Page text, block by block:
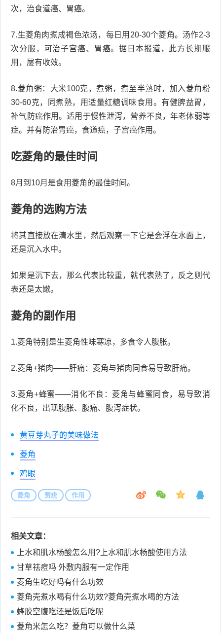
次，治食道癌、胃癌。
7.生菱角肉煮成褐色浓汤，每日用20-30个菱角。汤作2-3
次分服，可治子宫癌、胃癌。据日本报道，此方长期服
用，屡有收效。
8.菱角粥：大米100克，煮粥，煮至半熟时，加入菱角粉
30-60克，同煮熟，用适量红糖调味食用。有健脾益胃，
补气防癌作用。适用于慢性泄泻，营养不良，年老体弱等
症。并有防治胃癌，食道癌，子宫癌作用。
吃菱角的最佳时间
8月到10月是食用菱角的最佳时间。
菱角的选购方法
将其直接放在清水里，然后观察一下它是会浮在水面上，
还是沉入水中。
如果是沉下去，那么代表比较重，就代表熟了，反之则代
表还是太嫩。
菱角的副作用
1.菱角特别是生菱角性味寒凉，多食令人腹胀。
2.菱角+猪肉——肝痛：菱角与猪肉同食易导致肝痛。
3.菱角+蜂蜜——消化不良：菱角与蜂蜜同食，易导致消
化不良，出现腹胀、腹痛、腹泻症状。
黄豆芽丸子的美味做法
菱角
鸡眼
菱角 赘疣 作用
相关文章：
上水和肌水杨酸怎么用?上水和肌水杨酸使用方法
甘草祛痘吗 外敷内服有一定作用
菱角生吃好吗有什么功效
菱角壳煮水喝有什么功效?菱角壳煮水喝的方法
蜂胶空腹吃还是饭后吃呢
菱角米怎么吃？菱角可以做什么菜